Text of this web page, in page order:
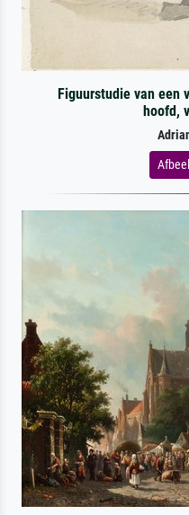
Figuurstudie van een
hoofd,